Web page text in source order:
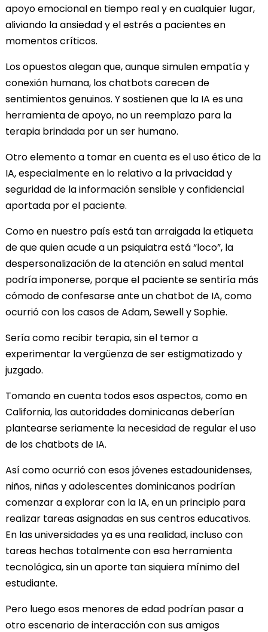
apoyo emocional en tiempo real y en cualquier lugar,
aliviando la ansiedad y el estrés a pacientes en
momentos críticos.
Los opuestos alegan que, aunque simulen empatía y
conexión humana, los chatbots carecen de
sentimientos genuinos. Y sostienen que la IA es una
herramienta de apoyo, no un reemplazo para la
terapia brindada por un ser humano.
Otro elemento a tomar en cuenta es el uso ético de la
IA, especialmente en lo relativo a la privacidad y
seguridad de la información sensible y confidencial
aportada por el paciente.
Como en nuestro país está tan arraigada la etiqueta
de que quien acude a un psiquiatra está “loco”, la
despersonalización de la atención en salud mental
podría imponerse, porque el paciente se sentiría más
cómodo de confesarse ante un chatbot de IA, como
ocurrió con los casos de Adam, Sewell y Sophie.
Sería como recibir terapia, sin el temor a
experimentar la vergüenza de ser estigmatizado y
juzgado.
Tomando en cuenta todos esos aspectos, como en
California, las autoridades dominicanas deberían
plantearse seriamente la necesidad de regular el uso
de los chatbots de IA.
Así como ocurrió con esos jóvenes estadounidenses,
niños, niñas y adolescentes dominicanos podrían
comenzar a explorar con la IA, en un principio para
realizar tareas asignadas en sus centros educativos.
En las universidades ya es una realidad, incluso con
tareas hechas totalmente con esa herramienta
tecnológica, sin un aporte tan siquiera mínimo del
estudiante.
Pero luego esos menores de edad podrían pasar a
otro escenario de interacción con sus amigos